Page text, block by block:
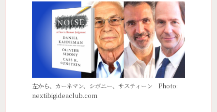
左から、カーネマン、シボニー、サスティーン Photo:
nextibigideaclub.com